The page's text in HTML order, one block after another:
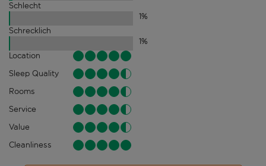
Schlecht
1%
Schrecklich
1%
Location
Sleep Quality
Rooms
Service
Value
Cleanliness